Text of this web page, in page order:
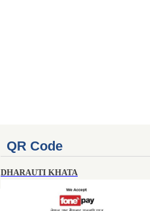
QR Code
DHARAUTI KHATA